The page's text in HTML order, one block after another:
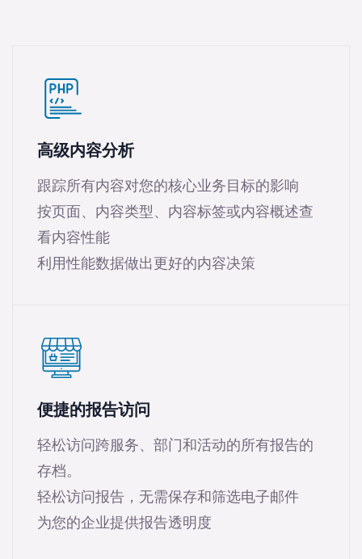
高级内容分析
跟踪所有内容对您的核心业务目标的影响
按页面、内容类型、内容标签或内容概述查
看内容性能
利用性能数据做出更好的内容决策
便捷的报告访问
轻松访问跨服务、部门和活动的所有报告的
存档。
轻松访问报告，无需保存和筛选电子邮件
为您的企业提供报告透明度